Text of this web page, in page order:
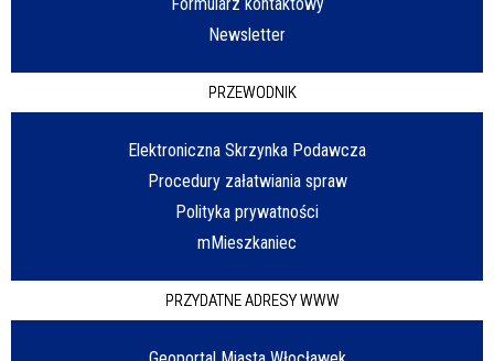
Newsletter
PRZEWODNIK
Elektroniczna Skrzynka Podawcza
Procedury załatwiania spraw
Polityka prywatności
mMieszkaniec
PRZYDATNE ADRESY WWW